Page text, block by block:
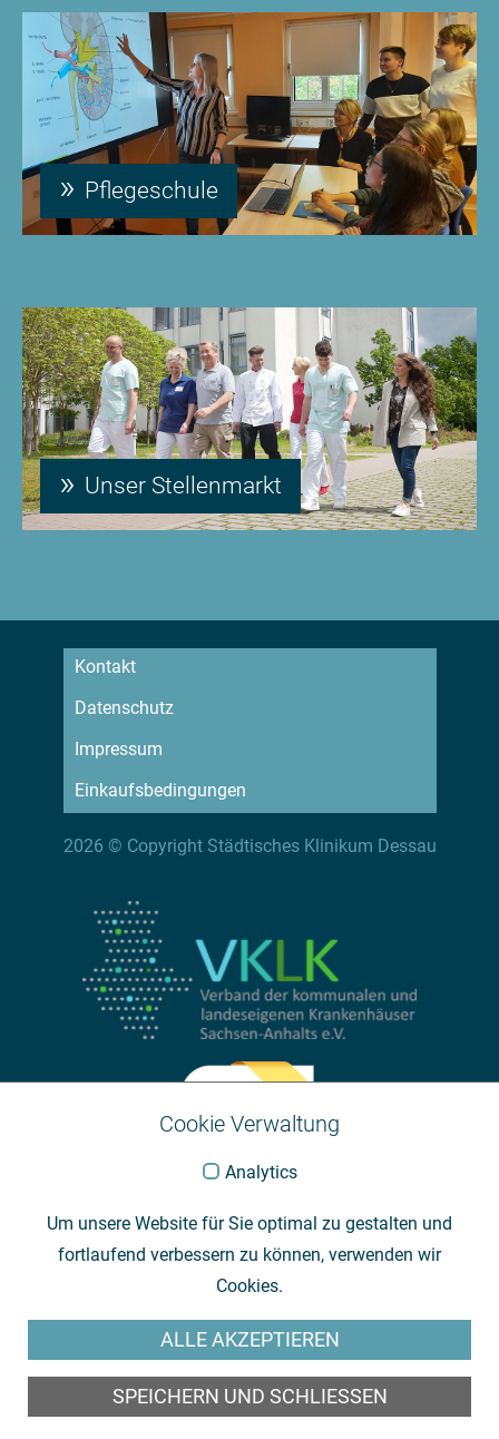
Pflegeschule
Unser Stellenmarkt
Kontakt
Datenschutz
Impressum
Einkaufsbedingungen
2026 © Copyright Städtisches Klinikum Dessau
Cookie Verwaltung
Analytics
Um unsere Website für Sie optimal zu gestalten und
fortlaufend verbessern zu können, verwenden wir
Cookies.
ALLE AKZEPTIEREN
SPEICHERN UND SCHLIESSEN